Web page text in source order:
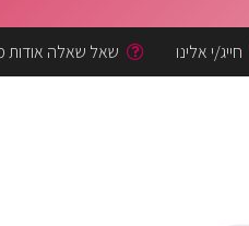
חייג/י אלינו שאל שאלה אודות